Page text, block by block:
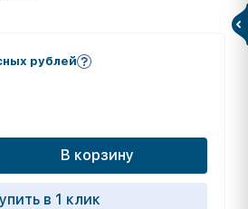
рублей
В корзину
в 1 клик